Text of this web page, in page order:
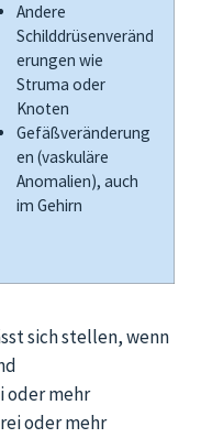
Andere
Schilddrüsenveränd
erungen wie
Struma oder
Knoten
Gefäßveränderung
en (vaskuläre
Anomalien), auch
im Gehirn
sich stellen, wenn
oder mehr
oder mehr